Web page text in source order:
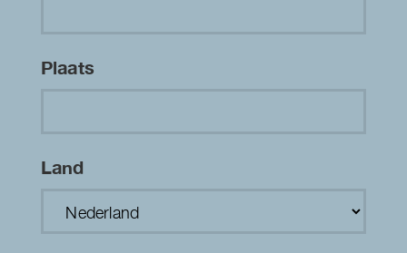
Plaats
Land